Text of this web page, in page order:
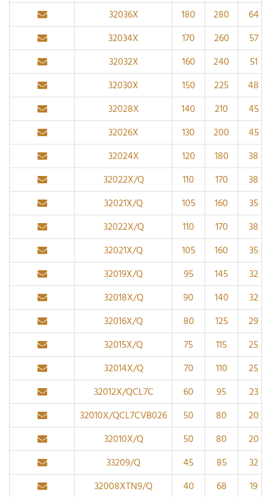
32036X
180 280
64
32034X
170 260
57
32032X
160 240
51
32030X
150 225
48
32028X
140 210
45
32026X
130 200
45
32024X
120 180
38
32022X/Q
110 170
38
32021X/Q
105 160
35
32022X/Q
110 170
38
32021X/Q
105 160
35
32019X/Q
95 145
32
32018X/Q
90 140
32
32016X/Q
80 125
29
32015X/Q
75 115
25
32014X/Q
70 110
25
32012X/QCL7C
60 95
23
32010X/QCL7CVB026
50 80
20
32010X/Q
50 80
20
33209/Q
45 85
32
32008XTN9/Q
40 68
19